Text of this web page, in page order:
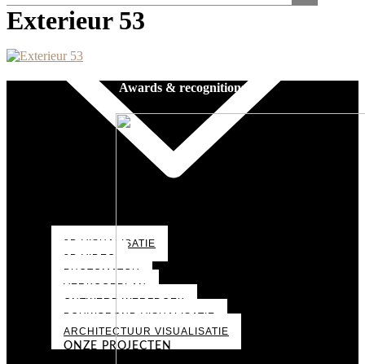
3D VISUALISATIE
3D VIDEO
PHOTOMATCH
VERKOOPPLAN
ONTWERP WERFDOEK
BOUWGROND VISUALISATIE
ARCHITECTUUR VISUALISATIE
ONZE PROJECTEN
Exterieur 53
Awards & recognitions